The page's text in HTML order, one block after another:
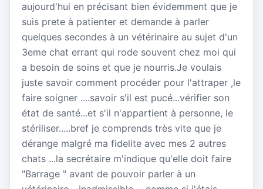
aujourd'hui en précisant bien évidemment que je
suis prete à patienter et demande à parler
quelques secondes à un vétérinaire au sujet d'un
3eme chat errant qui rode souvent chez moi qui
a besoin de soins et que je nourris.Je voulais
juste savoir comment procéder pour l'attraper ,le
faire soigner ....savoir s'il est pucé...vérifier son
état de santé...et s'il n'appartient à personne, le
stériliser.....bref je comprends très vite que je
dérange malgré ma fidelite avec mes 2 autres
chats ...la secrétaire m'indique qu'elle doit faire
"Barrage " avant de pouvoir parler à un